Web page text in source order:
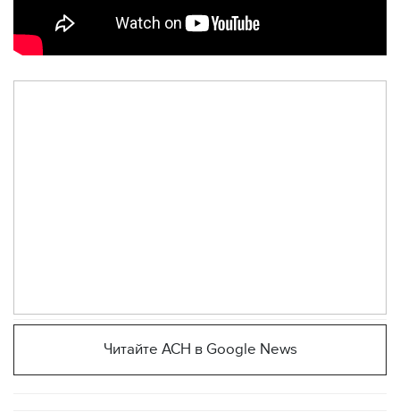
Читайте АСН в Google News